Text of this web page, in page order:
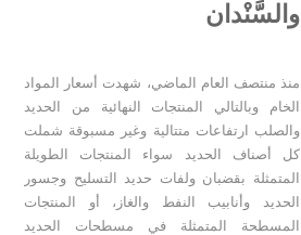
والسَّنْدان
منذ منتصف العام الماضي، شهدت أسعار المواد
الخام وبالتالي المنتجات النهائية من الحديد
والصلب ارتفاعات متتالية وغير مسبوقة شملت
كل أصناف الحديد سواء المنتجات الطويلة
المتمثلة بقضبان ولفات حديد التسليح وجسور
الحديد وأنابيب النفط والغاز، أو المنتجات
المسطحة المتمثلة في مسطحات الحديد